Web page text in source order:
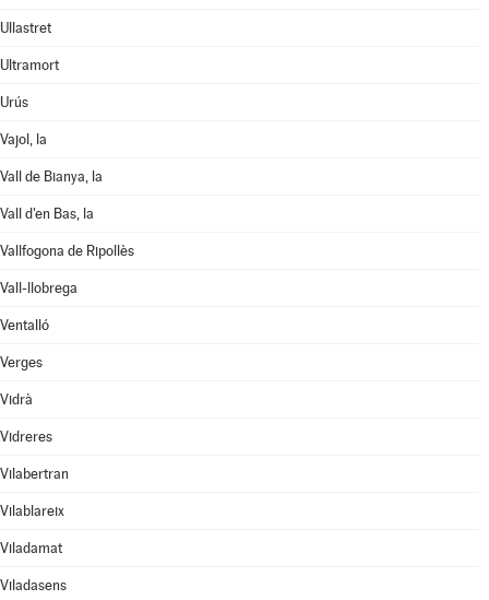
Ullastret
Ultramort
Urús
Vajol, la
Vall de Bianya, la
Vall d'en Bas, la
Vallfogona de Ripollès
Vall-llobrega
Ventalló
Verges
Vidrà
Vidreres
Vilabertran
Vilablareix
Viladamat
Viladasens